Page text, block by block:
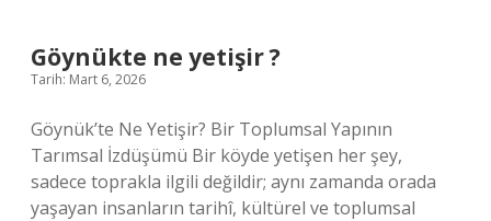
mı
Göynükte ne yetişir ?
Tarih: Mart 6, 2026
Göynük’te Ne Yetişir? Bir Toplumsal Yapının
Tarımsal İzdüşümü Bir köyde yetişen her şey,
sadece toprakla ilgili değildir; aynı zamanda orada
yaşayan insanların tarihî, kültürel ve toplumsal